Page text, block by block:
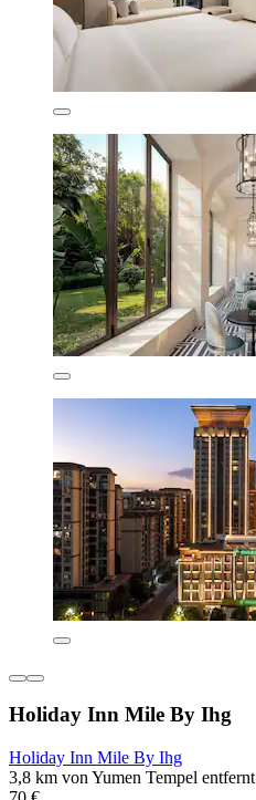
Holiday Inn Mile By Ihg
Holiday Inn Mile By Ihg
3,8 km von Yumen Tempel entfernt